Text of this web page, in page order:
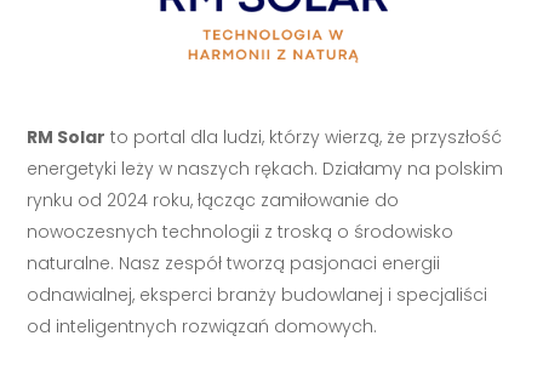
RM Solar to portal dla ludzi, którzy wierzą, że przyszłość
energetyki leży w naszych rękach. Działamy na polskim
rynku od 2024 roku, łącząc zamiłowanie do
nowoczesnych technologii z troską o środowisko
naturalne. Nasz zespół tworzą pasjonaci energii
odnawialnej, eksperci branży budowlanej i specjaliści
od inteligentnych rozwiązań domowych.